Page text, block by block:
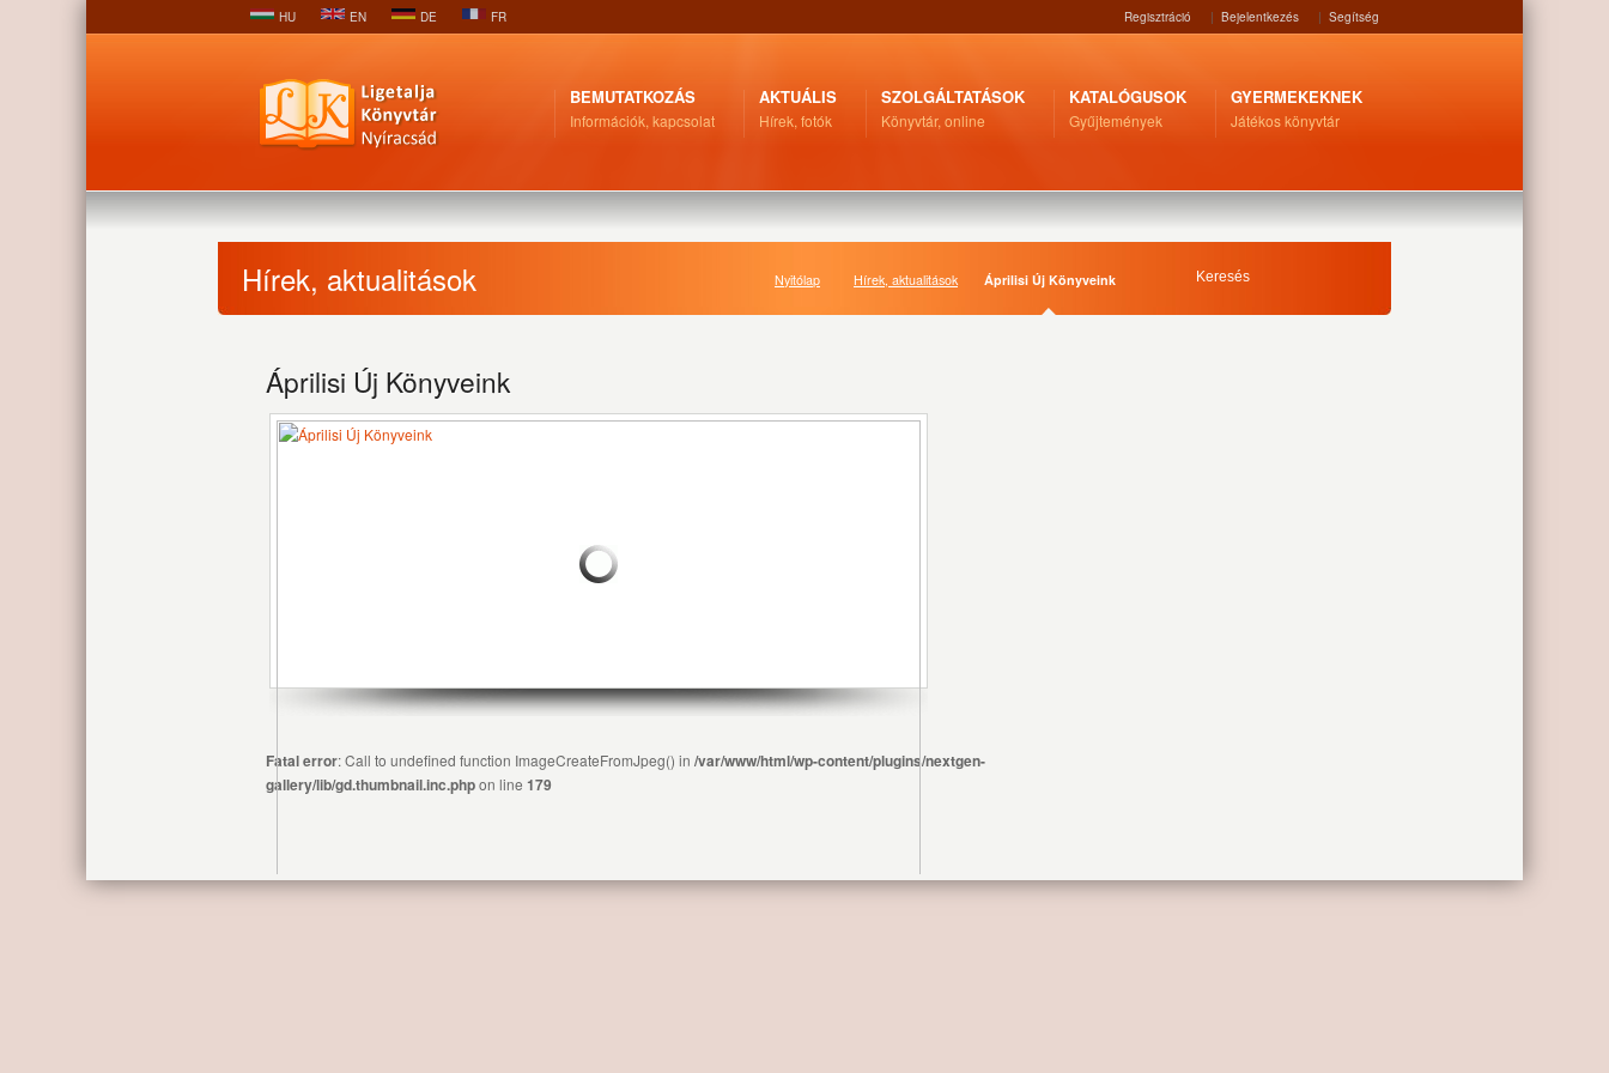
HU EN DE FR Regisztráció | Bejelentkezés | Segítség
BEMUTATKOZÁS
Információk, kapcsolat
AKTUÁLIS
Hírek, fotók
SZOLGÁLTATÁSOK
Könyvtár, online
KATALÓGUSOK
Gyűjtemények
GYERMEKEKNEK
Játékos könyvtár
Hírek, aktualitások Nyitólap Hírek, aktualitások Áprilisi Új Könyveink
Áprilisi Új Könyveink
Fatal error: Call to undefined function ImageCreateFromJpeg() in /var/www/html/wp-content/plugins/nextgen-
gallery/lib/gd.thumbnail.inc.phpon line 179